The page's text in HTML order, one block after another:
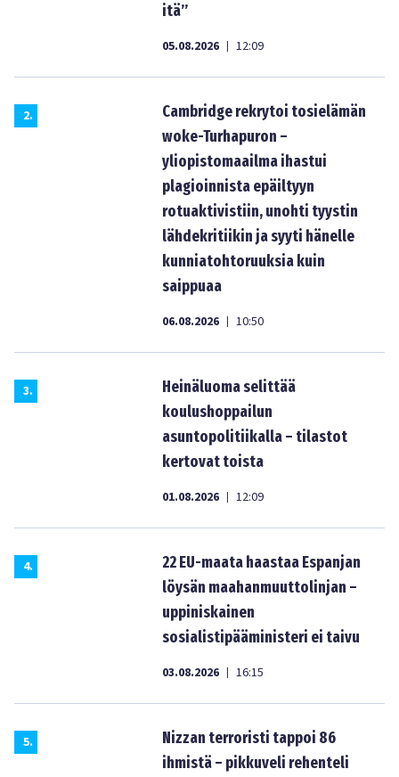
itä”
05.08.2026 | 12:09
2.
Cambridge rekrytoi tosielämän
woke-Turhapuron –
yliopistomaailma ihastui
plagioinnista epäiltyyn
rotuaktivistiin, unohti tyystin
lähdekritiikin ja syyti hänelle
kunniatohtoruuksia kuin
saippuaa
06.08.2026 | 10:50
3.
Heinäluoma selittää
koulushoppailun
asuntopolitiikalla – tilastot
kertovat toista
01.08.2026 | 12:09
4.
22 EU-maata haastaa Espanjan
löysän maahanmuuttolinjan –
uppiniskainen
sosialistipääministeri ei taivu
03.08.2026 | 16:15
5.
Nizzan terroristi tappoi 86
ihmistä – pikkuveli rehenteli